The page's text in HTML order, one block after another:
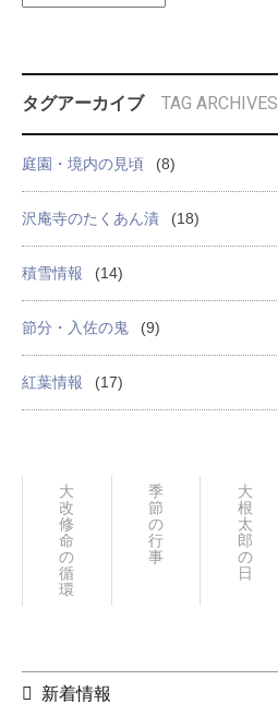
タグアーカイブ TAG ARCHIVES
庭園・境内の見頃 (8)
沢庵寺のたくあん漬 (18)
積雪情報 (14)
節分・入佐の鬼 (9)
紅葉情報 (17)
大
根
太
郎
の
日々
季
節
の
行
事
大
改
修
命
の
循
環
新着情報